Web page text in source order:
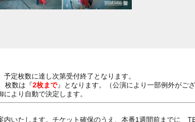
定枚数に達し次第受付終了となります。
枚数は『2枚まで』となります。（公演により一部例外がござ
より自動で決定します。
内いたします。チケット確保のうえ、本番1週間前までに